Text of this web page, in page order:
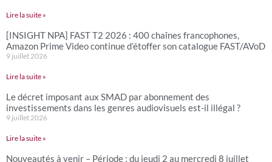
Lire la suite »
[INSIGHT NPA] FAST T2 2026 : 400 chaînes francophones,
Amazon Prime Video continue d’étoffer son catalogue FAST/AVoD
9 juillet 2026
Lire la suite »
Le décret imposant aux SMAD par abonnement des
investissements dans les genres audiovisuels est-il illégal ?
9 juillet 2026
Lire la suite »
Nouveautés à venir – Période : du jeudi 2 au mercredi 8 juillet